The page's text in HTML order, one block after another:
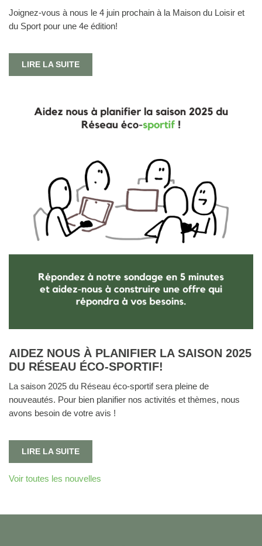
Joignez-vous à nous le 4 juin prochain à la Maison du Loisir et
du Sport pour une 4e édition!
LIRE LA SUITE
AIDEZ NOUS À PLANIFIER LA SAISON 2025
DU RÉSEAU ÉCO-SPORTIF!
La saison 2025 du Réseau éco-sportif sera pleine de
nouveautés. Pour bien planifier nos activités et thèmes, nous
avons besoin de votre avis !
LIRE LA SUITE
Voir toutes les nouvelles